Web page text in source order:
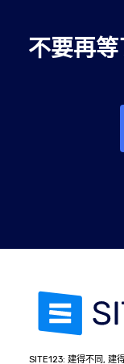
不要再
SITE123: 建得不同, 建